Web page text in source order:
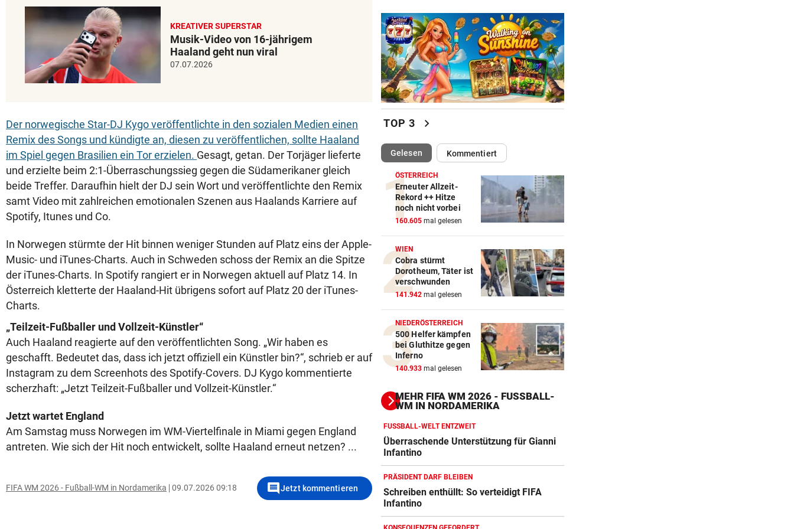
KREATIVER SUPERSTAR
Musik-Video von 16-jährigem
Haaland geht nun viral
07.07.2026
Der norwegische Star-DJ Kygo veröffentlichte in den sozialen Medien einen
Remix des Songs und kündigte an, diesen zu veröffentlichen, sollte Haaland
im Spiel gegen Brasilien ein Tor erzielen. Gesagt, getan. Der Torjäger lieferte
und erzielte beim 2:1-Überraschungssieg gegen die Südamerikaner gleich
beide Treffer. Daraufhin hielt der DJ sein Wort und veröffentlichte den Remix
samt Video mit zahlreichen emotionalen Szenen aus Haalands Karriere auf
Spotify, Itunes und Co.
In Norwegen stürmte der Hit binnen weniger Stunden auf Platz eins der Apple-
Music- und iTunes-Charts. Auch in Schweden schoss der Remix an die Spitze
der iTunes-Charts. In Spotify rangiert er in Norwegen aktuell auf Platz 14. In
Österreich kletterte der Haaland-Hit übrigens sofort auf Platz 20 der iTunes-
Charts.
„Teilzeit-Fußballer und Vollzeit-Künstler“
Auch Haaland reagierte auf den veröffentlichten Song. „Wir haben es
geschafft. Bedeutet das, dass ich jetzt offiziell ein Künstler bin?“, schrieb er auf
Instagram zu dem Screenhots des Spotify-Covers. DJ Kygo kommentierte
scherzhaft: „Jetzt Teilzeit-Fußballer und Vollzeit-Künstler.“
Jetzt wartet England
Am Samstag muss Norwegen im WM-Viertelfinale in Miami gegen England
antreten. Wie sich der Hit noch entwickelt, sollte Haaland erneut netzen? ...
FIFA WM 2026 - Fußball-WM in Nordamerika 09.07.2026 09:18 commentJetzt kommentieren
TOP 3 chevron_right
Gelesen(ausgewählt)Kommentiert
ÖSTERREICH
Erneuter Allzeit-
Rekord ++ Hitze
noch nicht vorbei
160.605 mal gelesen
WIEN
Cobra stürmt
Dorotheum, Täter ist
verschwunden
141.942 mal gelesen
NIEDERÖSTERREICH
500 Helfer kämpfen
bei Gluthitze gegen
Inferno
140.933 mal gelesen
MEHR FIFA WM 2026 - FUSSBALL-W
M IN NORDAMERIKA
FUSSBALL-WELT ENTZWEIT
Überraschende Unterstützung für Gianni
Infantino
PRÄSIDENT DARF BLEIBEN
Schreiben enthüllt: So verteidigt FIFA
Infantino
Action-Cam Vergleich
ZUM VERGLEICH